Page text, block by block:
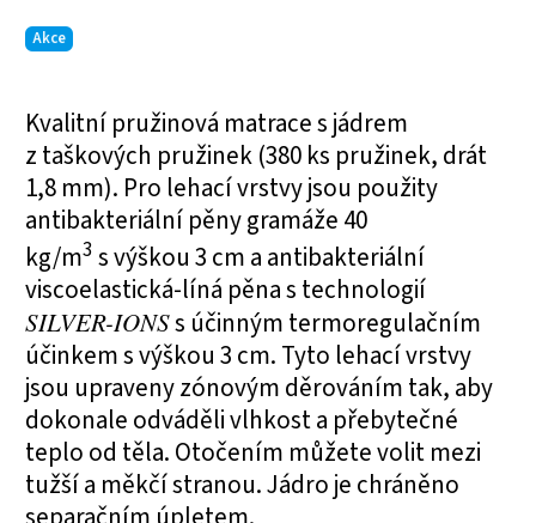
Kvalitní pružinová matrace s jádrem
z taškových pružinek (380 ks pružinek, drát
1,8 mm). Pro lehací vrstvy jsou použity
antibakteriální pěny gramáže 40
kg/m3 s výškou 3 cm a antibakteriální
viscoelastická-líná pěna s technologií
SILVER-IONSs účinným termoregulačním
účinkem s výškou 3 cm. Tyto lehací vrstvy
jsou upraveny zónovým děrováním tak, aby
dokonale odváděli vlhkost a přebytečné
teplo od těla. Otočením můžete volit mezi
tužší a měkčí stranou. Jádro je chráněno
Akce